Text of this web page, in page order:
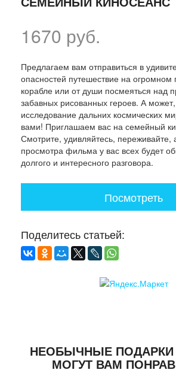
1670 руб.
Предлагаем вам отправиться в
опасностей путешествие на огромном
корабле или от души посмеяться над
забавных рисованных героев. А
исследование дальних космических
вами! Приглашаем вас на семейный
Смотрите, удивляйтесь, переживайте,
просмотра фильма у вас всех будет
долгого и интересного разговора.
Посмотреть
Поделитесь статьей:
НЕОБЫЧНЫЕ
МОГУТ ВАМ